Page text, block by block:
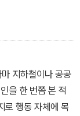
니라 그 사람이다.
해 모르고, 그 사람
르며 서로에 대해
이든.
지하철이나 공공
을 한 번쯤 본 적
로 행동 자체에 목